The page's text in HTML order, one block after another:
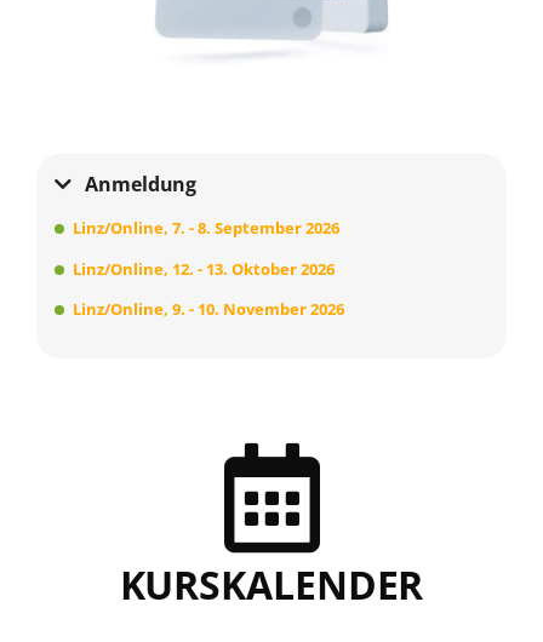
Anmeldung
Linz/Online, 7. - 8. September 2026
Linz/Online, 12. - 13. Oktober 2026
Linz/Online, 9. - 10. November 2026
KURSKALENDER